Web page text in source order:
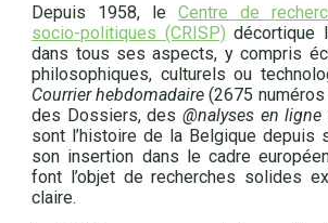
Depuis 1958, leCentre de
socio-politiques (CRISP) décortique
dans tous ses aspects, y compris
philosophiques, culturels ou
Courrier hebdomadaire (2675
des Dossiers, des@nalyses en ligne
sont l’histoire de la Belgique depuis
son insertion dans le cadre
font l’objet de recherches solides
claire.